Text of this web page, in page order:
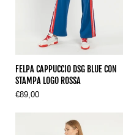
FELPA CAPPUCCIO DSG BLUE CON
STAMPA LOGO ROSSA
€89,00